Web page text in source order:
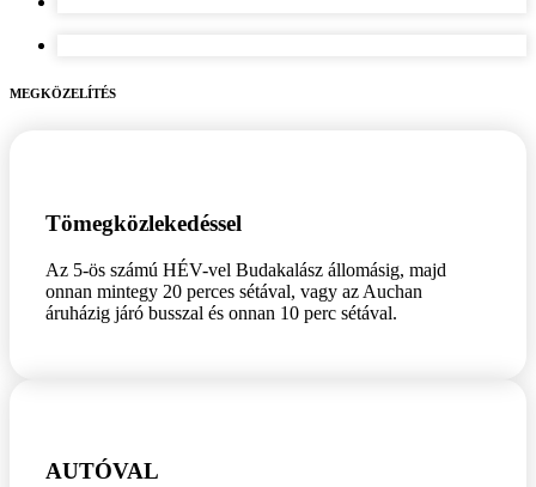
MEGKÖZELÍTÉS
Tömegközlekedéssel
Az 5-ös számú HÉV-vel Budakalász állomásig, majd
onnan mintegy 20 perces sétával, vagy az Auchan
áruházig járó busszal és onnan 10 perc sétával.
AUTÓVAL